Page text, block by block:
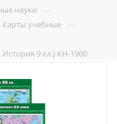
науки —
Карты учебные —
9 кл.) КН-1900